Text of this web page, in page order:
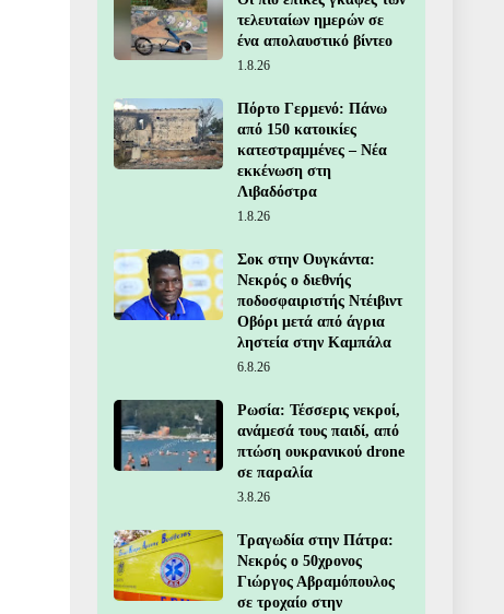
τελευταίων ημερών σε
ένα απολαυστικό βίντεο
1.8.26
Πόρτο Γερμενό: Πάνω
από 150 κατοικίες
κατεστραμμένες – Νέα
εκκένωση στη
Λιβαδόστρα
1.8.26
Σοκ στην Ουγκάντα:
Νεκρός ο διεθνής
ποδοσφαιριστής Ντέιβιντ
Οβόρι μετά από άγρια
ληστεία στην Καμπάλα
6.8.26
Ρωσία: Τέσσερις νεκροί,
ανάμεσά τους παιδί, από
πτώση ουκρανικού drone
σε παραλία
3.8.26
Τραγωδία στην Πάτρα:
Νεκρός ο 50χρονος
Γιώργος Αβραμόπουλος
σε τροχαίο στην